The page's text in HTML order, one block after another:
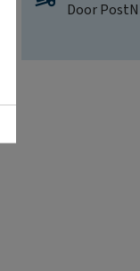
Door